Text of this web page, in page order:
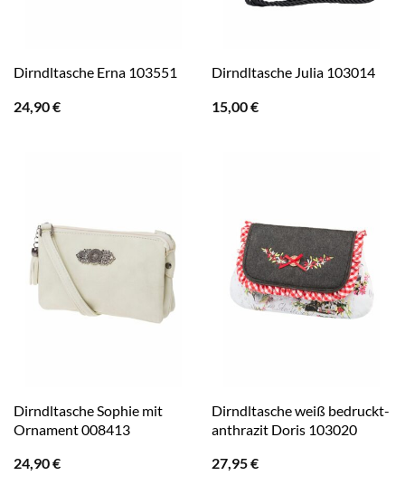
Dirndltasche Erna 103551
24,90€
Dirndltasche Julia 103014
15,00€
Dirndltasche Sophie mit
Ornament 008413
24,90€
Dirndltasche weiß bedruckt-
anthrazit Doris 103020
27,95€